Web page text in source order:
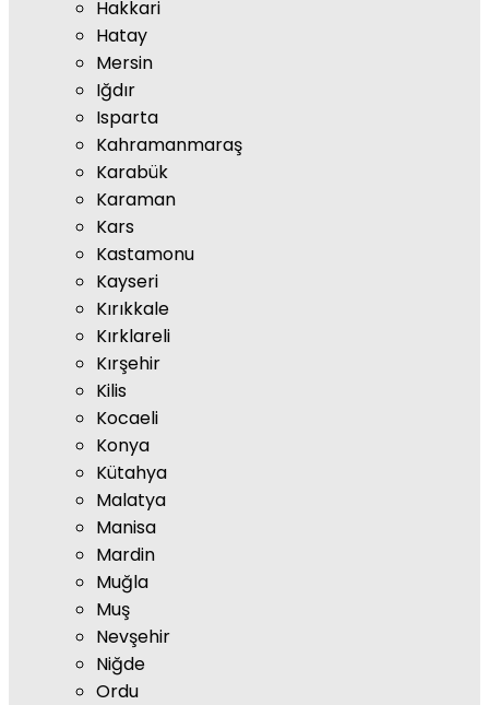
Hakkari
Hatay
Mersin
Iğdır
Isparta
Kahramanmaraş
Karabük
Karaman
Kars
Kastamonu
Kayseri
Kırıkkale
Kırklareli
Kırşehir
Kilis
Kocaeli
Konya
Kütahya
Malatya
Manisa
Mardin
Muğla
Muş
Nevşehir
Niğde
Ordu